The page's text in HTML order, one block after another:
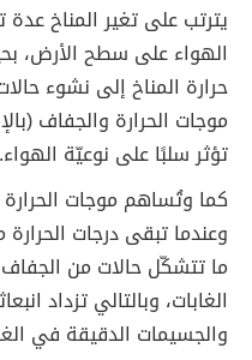
يترتب على تغير المناخ عدة
الهواء على سطح الأرض،
حرارة المناخ إلى نشوء
تؤثر سلبًا على نوعيّة الهواء.
كما وتُساهم موجات
وعندما تبقى درجات
ما تتشكّل حالات من
الغابات، وبالتالي تزداد
والجسيمات الدقيقة في